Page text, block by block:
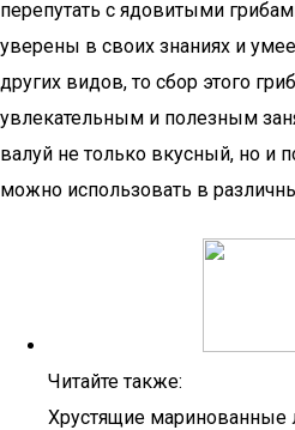
перепутать с ядовитыми
уверены в своих знаниях и
других видов, то сбор этого
увлекательным и полезным
валуй не только вкусный, но и
можно использовать в
Читайте также:
Хрустящие маринованные